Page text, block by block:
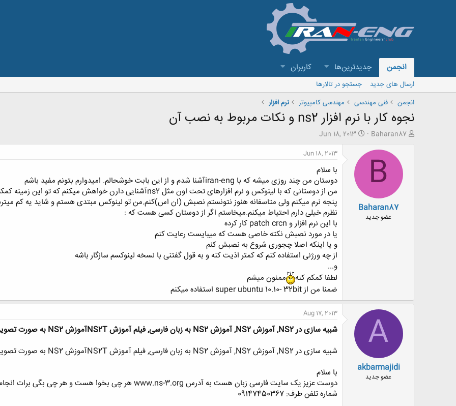
انجمن جدیدترین‌ها کاربران
ارسال های جدید
جستجو در تالارها
انجمن
فنی مهندسی مهندسی کامپیوتر نرم افزار
نجوه کار با نرم افزار ns2 و نکات مربوط به نصب آن
ش
Baharan87
ت
ی
خ
ش
Jun 18, 2013
B
Baharan87
عضو جدید
Jun 18, 2013
با سلام
دوستان من چند روزی میشه که با iran-engآشنا شدم و از این بابت خوشحالم. امیدوارم بتونم مفید باشم
پنجه نرم میکنم ولی متاسفانه هنوز نتونستم نصبش (ان اس)کنم.من تو لینوکس مبتدی هستم و شاید یه کم
نظرم خیلی دارم احتیاط میکنم.میخاستم اگر از دوستان کسی هست که :
با این نرم افزار و patch crcn کار کرده
یا در مورد نصبش نکته خاصی هست که میبایست رعایت کنم
و یا اینکه اصلا چجوری شروع به نصبش کنم
از چه ورژنی استفاده کنم که کمتر اذیت کنه و به قول گفتنی با نسخه لینوکسم سازگار باشه
و...
لطفا کمکم کنه
ممنون میشم
ضمنا من از super ubuntu 10.10- 32bit استفاده میکنم
A
akbarmajidi
عضو جدید
Aug 17, 2013
شبیه سازی در NS2, آموزش NS2, آموزش NS2 به زبان فارسی, فیلم آموزش NS2Tآموزش NS2 به صورت تصویری توسط اساتی
شبیه سازی در NS2, آموزش NS2, آموزش NS2 به زبان فارسی, فیلم آموزش NS2Tآموزش NS2 به صورت تصویری توسط اساتی
با سلام
دوست عزیز یک سایت فارسی زبان هست به آدرس www.ns-3.org هر چی بخوا هست و هر چی بگی برات انجام میدن
شماره تلفن طرف: 09147450367